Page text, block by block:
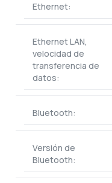
Ethernet:
Ethernet LAN,
velocidad de
transferencia de
datos:
Bluetooth:
Versión de
Bluetooth: